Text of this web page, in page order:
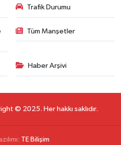
Trafik Durumu
Tüm Manşetler
Haber Arşivi
© 2025. Her hakkı saklıdır.
TE Bilişim